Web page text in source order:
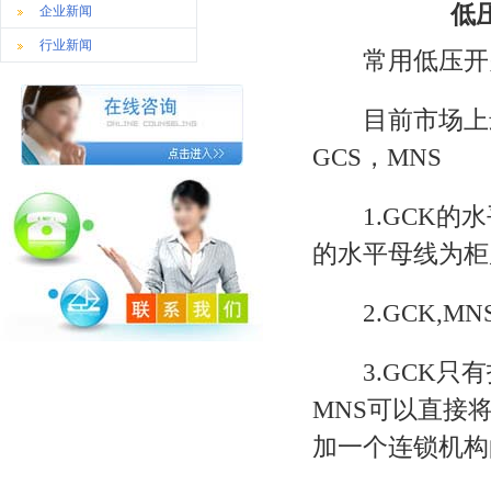
企业新闻
行业新闻
低
常用低压开
目前市场上
GCS，MNS
1.GCK的水平
的水平母线为
2.GCK,MNS
3.GCK只有
MNS可以直接
加一个连锁机